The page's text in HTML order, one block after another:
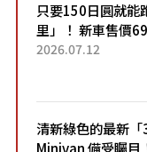
只要150日圓就能
里」！ 新車售價
「3人座」Trike大
2026.07.12
清新綠色的最新「
Minivan 備受矚目